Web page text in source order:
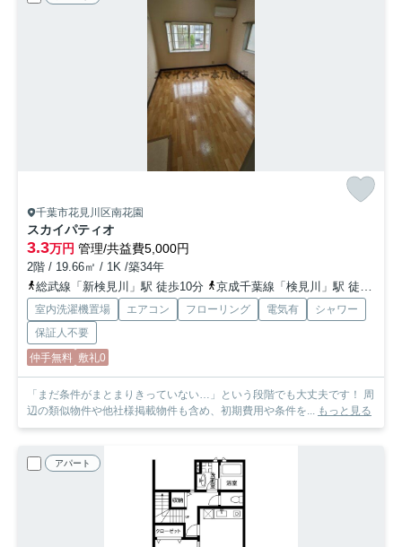
千葉市花見川区南花園
スカイパティオ
3.3万円 管理/共益費5,000円
2階 / 19.66㎡ / 1K /築34年
総武線「新検見川」駅 徒歩10分
京成千葉線「検見川」駅 徒歩19分
室内洗濯機置場 エアコン フローリング 電気有
シャワー
保証人不要
仲手無料 敷礼0
「まだ条件がまとまりきっていない…」という段階でも大丈夫です！ 周
辺の類似物件や他社様掲載物件も含め、初期費用や条件を... もっと見る
アパート